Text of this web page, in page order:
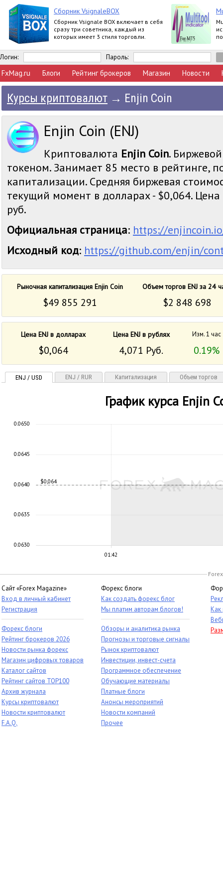
Сборник VsignaleBOX
Сборник Vsignale BOX включает в себя
сразу три советника, каждый из
которых имеет 3 стиля торговли.
Логин: Пароль:
FxMag.ru Блоги Рейтинг брокеров Магазин Новости
Курсы криптовалют → Enjin Coin
Enjin Coin (ENJ)
Криптовалюта Enjin Coin.
токеном. Занимает 85 место в рейтинге,
капитализации. Средняя биржевая
текущий момент в долларах - $0,064. Цена
руб.
Официальная страница: https://
Исходный код: https://github.com/enjin/
Рыночная капитализация Enjin Coin Объем торгов ENJ за 24
$49 855 291 $2 848 698
Цена ENJ в долларах Цена ENJ в рублях Изм. 1 час
$0,064 4,071 Руб. 0.19%
ENJ / USD ENJ / RUR Капитализация Объем торгов
График курса Enjin
01:42
$0,064
0.0630
0.0635
0.0640
0.0645
0.0650
Сайт «Forex Magazine»
Вход в личный кабинет
Регистрация
Форекс блоги
Рейтинг брокеров 2026
Новости рынка форекс
Магазин цифровых товаров
Каталог сайтов
Рейтинг сайтов TOP100
Архив журнала
Курсы криптовалют
Новости криптовалют
F.A.Q.
Форекс блоги
Как создать форекс блог
Мы платим авторам блогов!
Обзоры и аналитика рынка
Прогнозы и торговые сигналы
Рынок криптовалют
Инвестиции, инвест-счета
Программное обеспечение
Обучающие материалы
Платные блоги
Анонсы мероприятий
Новости компаний
Прочее
Как